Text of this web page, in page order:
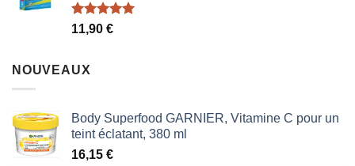
1,87 €.
Note5.00
11,90 €
NOUVEAUX
Body Superfood GARNIER, Vitamine C pour un
teint éclatant, 380 ml
16,15 €